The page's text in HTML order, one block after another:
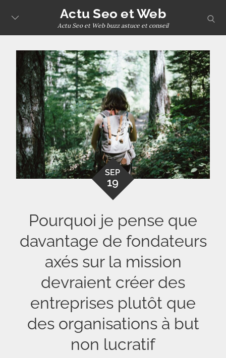
content
Actu Seo et Web
Actu Seo et Web buzz astuce et conseil
SEP
19
Pourquoi je pense que
davantage de fondateurs
axés sur la mission
devraient créer des
entreprises plutôt que
des organisations à but
non lucratif